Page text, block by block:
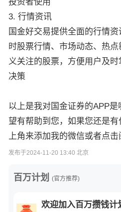
3. 行情资讯
国金好交易提供全面的行情
时股票行情、市场动态、热
义关注的股票，方便用户及
决策
以上是我对国金证券的APP是
望有帮助到您，如果您还是
上角来添加我的微信或者点
发布于2024-11-20 13:40 北京
百万计划 (官方推荐)
欢迎加入百万攒钱计